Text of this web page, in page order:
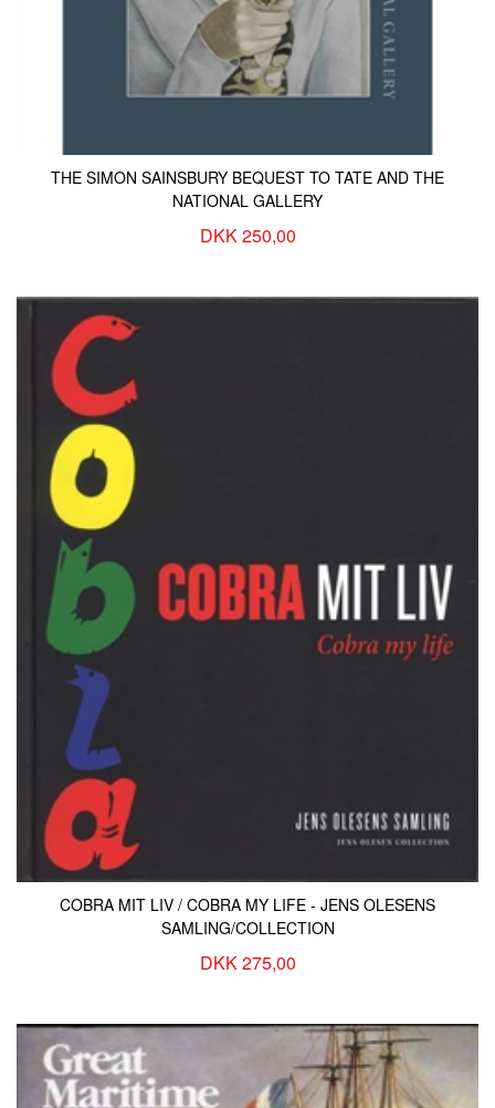
THE SIMON SAINSBURY BEQUEST TO TATE AND THE
NATIONAL GALLERY
DKK 250,00
COBRA MIT LIV / COBRA MY LIFE - JENS OLESENS
SAMLING/COLLECTION
DKK 275,00